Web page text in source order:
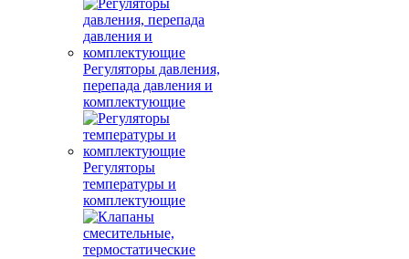
Регуляторы давления,
перепада давления и
комплектующие
Регуляторы
температуры и
комплектующие